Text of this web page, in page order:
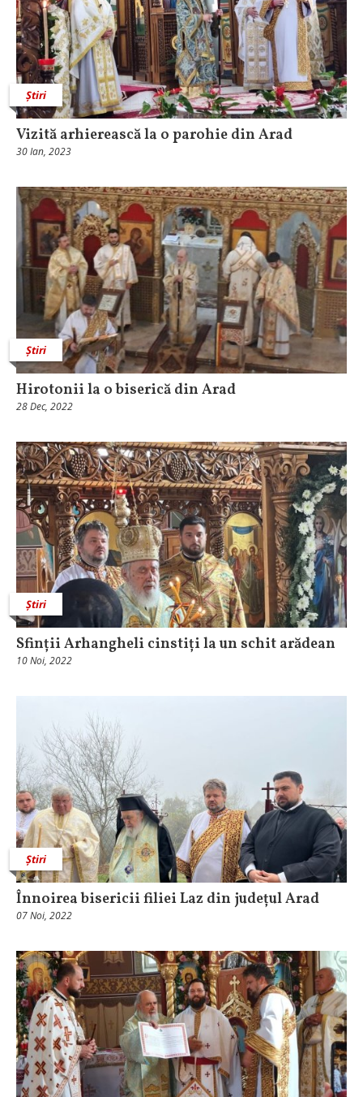
Știri
Vizită arhierească la o parohie din Arad
30 Ian, 2023
Știri
Hirotonii la o biserică din Arad
28 Dec, 2022
Știri
Sfinții Arhangheli cinstiți la un schit arădean
10 Noi, 2022
Știri
Înnoirea bisericii filiei Laz din județul Arad
07 Noi, 2022